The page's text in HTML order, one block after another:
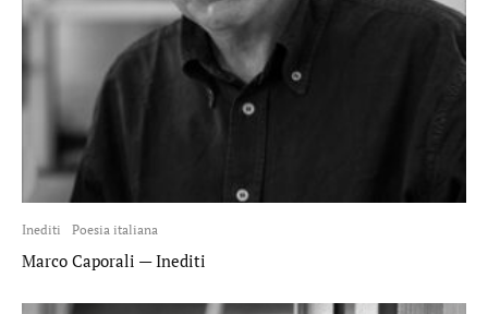
Inediti Poesia italiana
Marco Caporali — Inediti